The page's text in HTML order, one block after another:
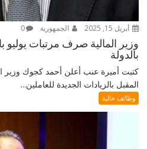
أبريل 15, 2025 الجمهورية 0
وزير المالية صرف مرتبات يوليو
بالدولة
كتبت أميرة عنب أعلن أحمد كجوك وزير
المقبل بالزيادات الجديدة للعاملين...
وظائف خالية